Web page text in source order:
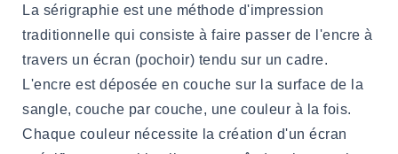
La sérigraphie est une méthode d'impression
traditionnelle qui consiste à faire passer de l'encre à
travers un écran (pochoir) tendu sur un cadre.
L'encre est déposée en couche sur la surface de la
sangle, couche par couche, une couleur à la fois.
Chaque couleur nécessite la création d'un écran